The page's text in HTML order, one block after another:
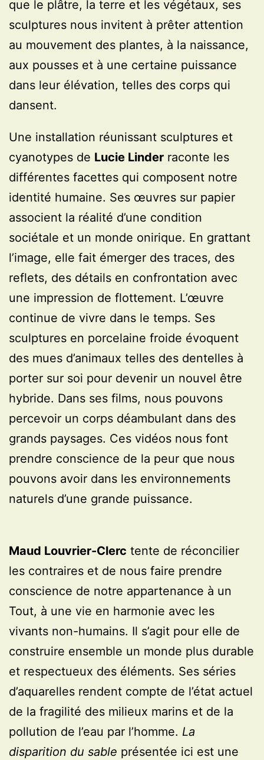
que le plâtre, la terre et les végétaux, ses
sculptures nous invitent à prêter attention
au mouvement des plantes, à la naissance,
aux pousses et à une certaine puissance
dans leur élévation, telles des corps qui
dansent.
Une installation réunissant sculptures et
cyanotypes de Lucie Linder raconte les
différentes facettes qui composent notre
identité humaine. Ses œuvres sur papier
associent la réalité d’une condition
sociétale et un monde onirique. En grattant
l’image, elle fait émerger des traces, des
reflets, des détails en confrontation avec
une impression de flottement. L’œuvre
continue de vivre dans le temps. Ses
sculptures en porcelaine froide évoquent
des mues d’animaux telles des dentelles à
porter sur soi pour devenir un nouvel être
hybride. Dans ses films, nous pouvons
percevoir un corps déambulant dans des
grands paysages. Ces vidéos nous font
prendre conscience de la peur que nous
pouvons avoir dans les environnements
naturels d’une grande puissance.
Maud Louvrier-Clerc tente de réconcilier
les contraires et de nous faire prendre
conscience de notre appartenance à un
Tout, à une vie en harmonie avec les
vivants non-humains. Il s’agit pour elle de
construire ensemble un monde plus durable
et respectueux des éléments. Ses séries
d’aquarelles rendent compte de l’état actuel
de la fragilité des milieux marins et de la
pollution de l’eau par l’homme. La
disparition du sable présentée ici est une